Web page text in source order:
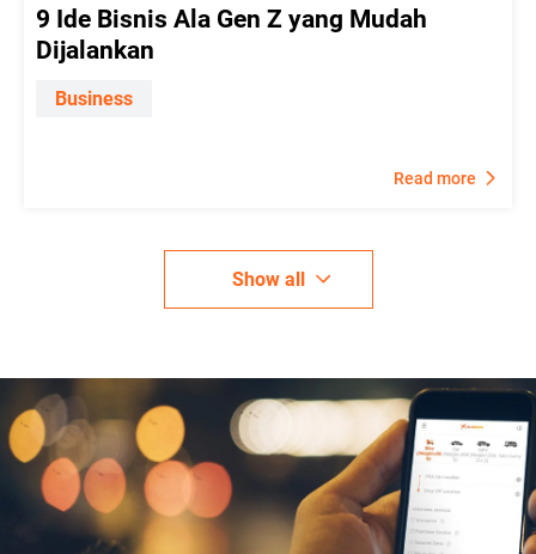
9 Ide Bisnis Ala Gen Z yang Mudah
Dijalankan
Business
Read more
Show all